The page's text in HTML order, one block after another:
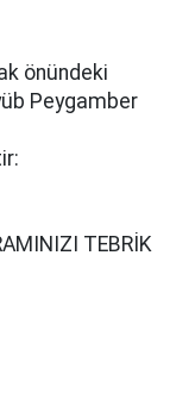
önündeki
Peygamber
TEBRİK